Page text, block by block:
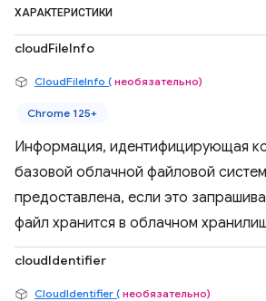
ХАРАКТЕРИСТИКИ
cloudFileInfo
CloudFileInfo ( необязательно)
Chrome 125+
Информация, идентифицирующая
базовой облачной файловой
предоставлена, если это
файл хранится в облачном
cloudIdentifier
CloudIdentifier ( необязательно)